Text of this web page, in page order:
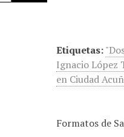
Etiquetas:
Ignacio López
en Ciudad
Formatos de